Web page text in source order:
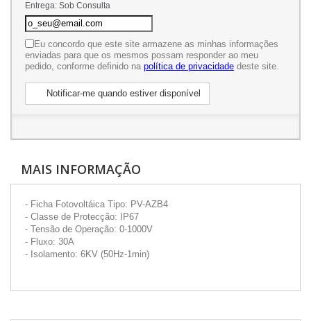
Entrega: Sob Consulta
Eu concordo que este site armazene as minhas informações
enviadas para que os mesmos possam responder ao meu
pedido, conforme definido na política de privacidade deste site.
Notificar-me quando estiver disponível
MAIS INFORMAÇÃO
- Ficha Fotovoltáica Tipo: PV-AZB4
- Classe de Protecção: IP67
- Tensão de Operação: 0-1000V
- Fluxo: 30A
- Isolamento: 6KV (50Hz-1min)